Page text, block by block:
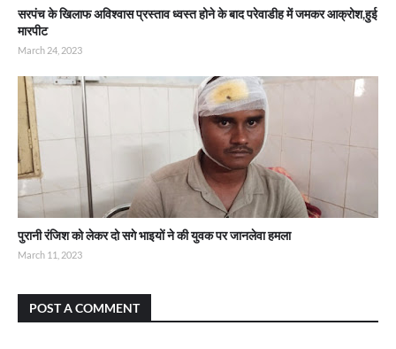
सरपंच के खिलाफ अविश्वास प्रस्ताव ध्वस्त होने के बाद परेवाडीह में जमकर आक्रोश,हुई
मारपीट
March 24, 2023
पुरानी रंजिश को लेकर दो सगे भाइयों ने की युवक पर जानलेवा हमला
March 11, 2023
POST A COMMENT